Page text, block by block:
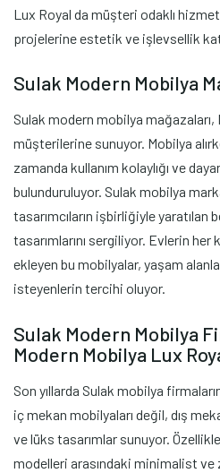
Lux Royal da müşteri odaklı
projelerine estetik ve işlevsellik
Sulak Modern Mobilya
Sulak modern mobilya
müşterilerine sunuyor. Mobilya
zamanda kullanım kolaylığı ve
bulunduruluyor. Sulak mobilya
tasarımcıların işbirliğiyle yaratılan
tasarımlarını sergiliyor. Evlerin
ekleyen bu mobilyalar, yaşam
isteyenlerin tercihi oluyor.
Sulak Modern Mobilya
Modern Mobilya Lux
Son yıllarda Sulak mobilya
iç mekan mobilyaları değil, dış
ve lüks tasarımlar sunuyor.
modelleri arasındaki minimalist